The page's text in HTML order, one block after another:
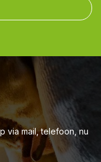
via mail, telefoon, nu